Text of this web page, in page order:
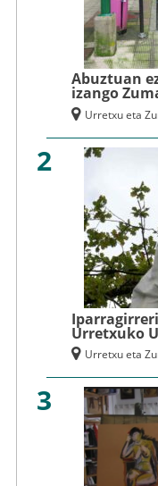
Abuztuan
izango
Urretxu eta
2
Urretxuko
Urretxu eta
3